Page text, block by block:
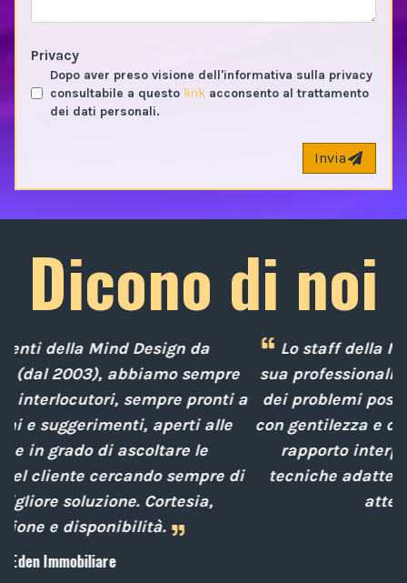
Privacy
Dopo aver preso visione dell'informativa sulla privacy
consultabile a questo link acconsento al trattamento
dei dati personali.
Invia
Dicono di noi
Lo staff della Mind Design ci ha mostrato la
sua professionalità nella soluzione tempestiva
dei problemi posti da noi nel corso degli anni,
con gentilezza e disponibilità nella gestione del
rapporto interpersonale, con competenze
tecniche adatte alle nostre esigenze sempre
attenti al cliente.
Archiplan